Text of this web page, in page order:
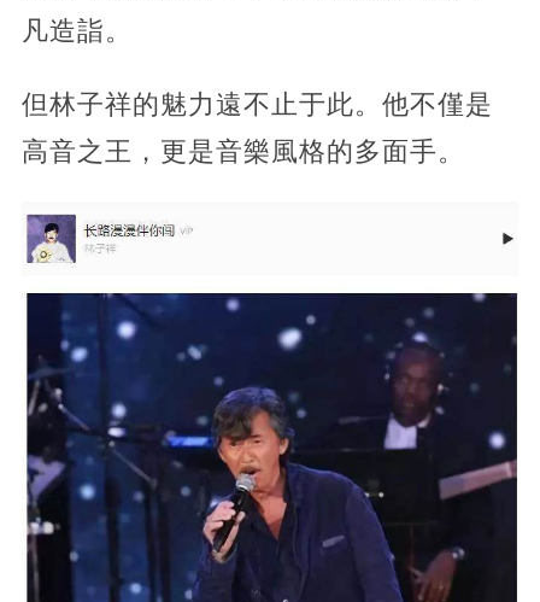
凡造詣。
但林子祥的魅力遠不止于此。他不僅是
高音之王，更是音樂風格的多面手。